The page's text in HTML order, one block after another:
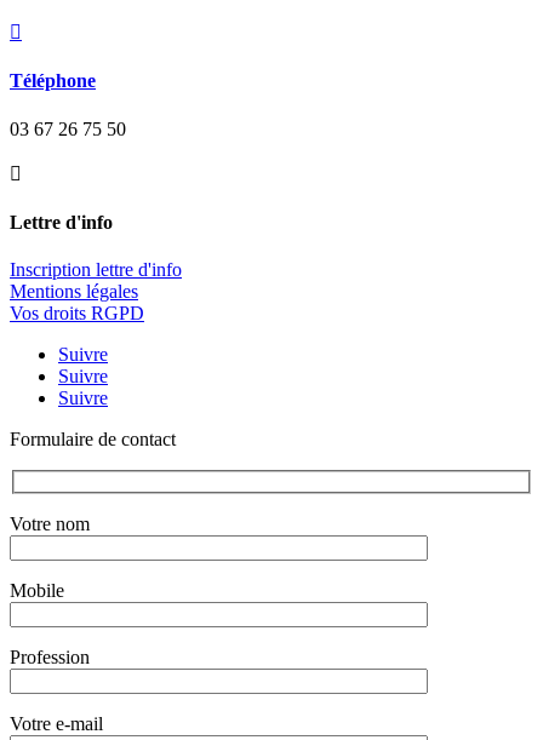

Téléphone
03 67 26 75 50

Lettre d'info
Inscription lettre d'info
Mentions légales
Vos droits RGPD
Suivre
Suivre
Suivre
Formulaire de contact
Votre nom
Mobile
Profession
Votre e-mail